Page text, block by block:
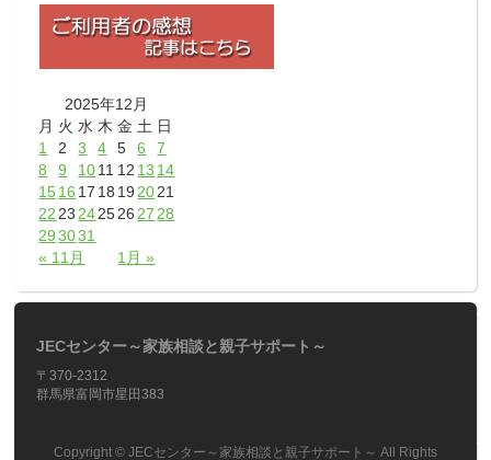
2025年12月
月 火 水 木 金 土 日
« 11月 1月 »
1 2 3 4 5 6
7
8
9 1011 12 13 14
1516 17 18 19 2021
22 23 242526 27 28
29 3031
JECセンター～家族相談と親子サポート～
〒370-2312
群馬県富岡市星田383
Copyright © JECセンター～家族相談と親子サポート～ All Rights